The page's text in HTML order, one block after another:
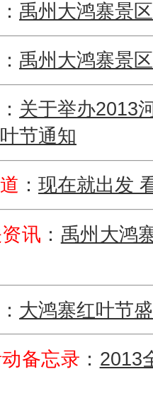
： 禹州大鸿寨景
： 禹州大鸿寨景
： 关于举办2013
节通知
： 现在就出发
讯 ： 禹州大鸿
： 大鸿寨红叶节
备忘录 ： 2013